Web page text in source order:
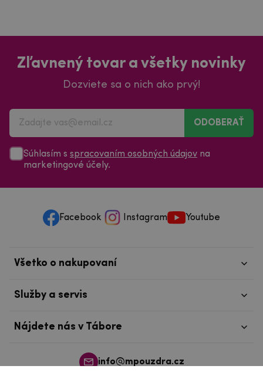
Zľavnený tovar a všetky novinky
Dozviete sa o nich ako prvý!
ODOBERAŤ
Súhlasím s spracovaním osobných údajov na
marketingové účely.
Facebook Instagram Youtube
info@mpouzdra.cz
Všetko o nakupovaní
Služby a servis
Nájdete nás v Tábore